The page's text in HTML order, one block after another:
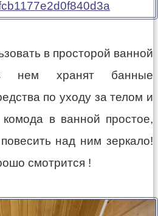
в просторой ванной
нем хранят банные
по уходу за телом и
в ванной простое,
над ним зеркало!
смотрится !